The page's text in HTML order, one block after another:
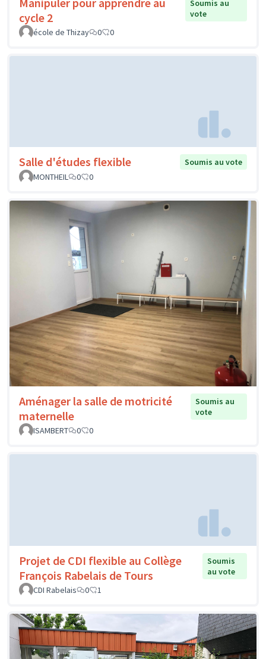
cycle 2
Soumis au
vote
école de Thizay
0 0
Salle d'études flexible
Soumis au vote
MONTHEIL
0 0
Aménager la salle de motricité
maternelle
Soumis au
vote
ISAMBERT
0 0
Projet de CDI flexible au Collège
François Rabelais de Tours
Soumis
au vote
CDI Rabelais
0 1